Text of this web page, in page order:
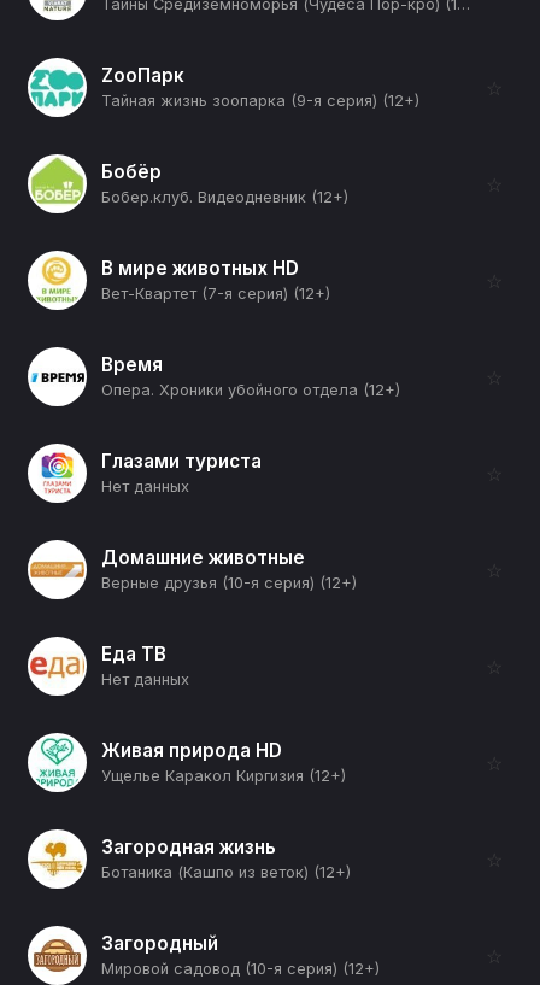
Тайны Средиземноморья (Чудеса Пор-кро) (12+)
ZooПарк
Тайная жизнь зоопарка (9-я серия) (12+)
☆
Бобёр
Бобер.клуб. Видеодневник (12+)
☆
В мире животных HD
Вет-Квартет (7-я серия) (12+)
☆
Время
Опера. Хроники убойного отдела (12+)
☆
Глазами туриста
Нет данных
☆
Домашние животные
Верные друзья (10-я серия) (12+)
☆
Еда ТВ
Нет данных
☆
Живая природа HD
Ущелье Каракол Киргизия (12+)
☆
Загородная жизнь
Ботаника (Кашпо из веток) (12+)
☆
Загородный
Мировой садовод (10-я серия) (12+)
☆